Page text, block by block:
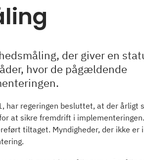
der giver en
hvor de pågældende
har regeringen besluttet, at der årligt
at sikre fremdrift i
tiltaget. Myndigheder, der ikke er